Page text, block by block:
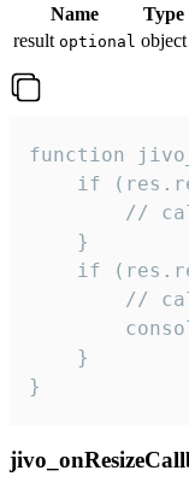
Name Type
result optional object
function
if
//
    }
if
//
    }
}